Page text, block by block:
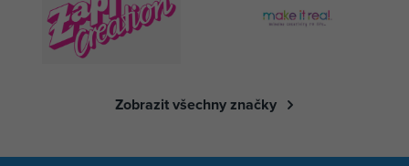
Zobrazit všechny značky